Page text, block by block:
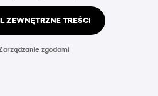
ZEWNĘTRZNE TREŚCI
zgodami